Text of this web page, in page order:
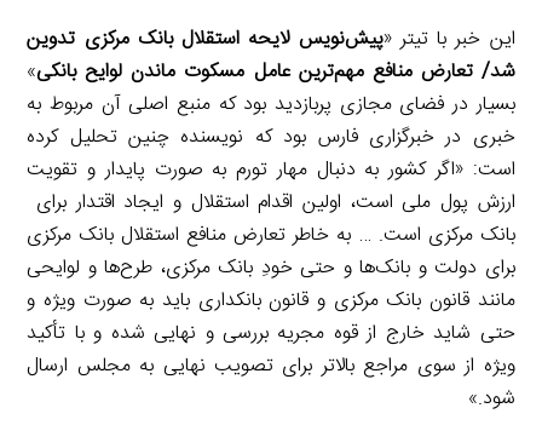
این خبر با تیتر «پیش‌نویس لایحه استقلال بانک مرکزی تدوین
شد/ تعارض منافع مهم‌ترین عامل مسکوت ماندن لوایح بانکی»
بسیار در فضای مجازی پربازدید بود که منبع اصلی آن مربوط به
خبری در خبرگزاری فارس بود که نویسنده چنین تحلیل کرده
است: «اگر کشور به دنبال مهار تورم به صورت پایدار و تقویت
ارزش پول ملی است، اولین اقدام استقلال و ایجاد اقتدار برای
بانک مرکزی است. … به خاطر تعارض منافع استقلال بانک مرکزی
برای دولت و بانک‌ها و حتی خودِ بانک مرکزی، طرح‌ها و لوایحی
مانند قانون بانک مرکزی و قانون بانکداری باید به صورت ویژه و
حتی شاید خارج از قوه مجریه بررسی و نهایی شده و با تأکید
ویژه از سوی مراجع بالاتر برای تصویب نهایی به مجلس ارسال
شود.»